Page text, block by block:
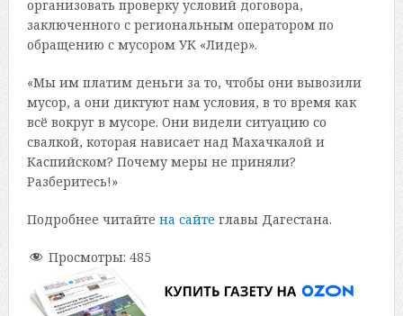
организовать проверку условий договора,
заключенного с региональным оператором по
обращению с мусором УК «Лидер».
«Мы им платим деньги за то, чтобы они вывозили
мусор, а они диктуют нам условия, в то время как
всё вокруг в мусоре. Они видели ситуацию со
свалкой, которая нависает над Махачкалой и
Каспийском? Почему меры не приняли?
Разберитесь!»
Подробнее читайте на сайте главы Дагестана.
Просмотры: 485